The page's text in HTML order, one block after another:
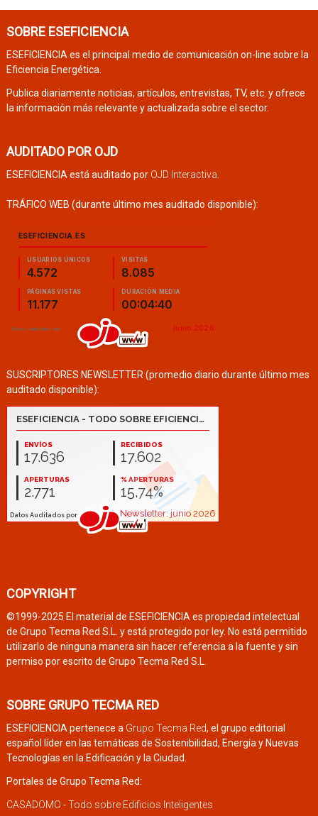
SOBRE ESEFICIENCIA
ESEFICIENCIA es el principal medio de comunicación on-line sobre la
Eficiencia Energética.
Publica diariamente noticias, artículos, entrevistas, TV, etc. y ofrece
la información más relevante y actualizada sobre el sector.
AUDITADO POR OJD
ESEFICIENCIA está auditado por OJD Interactiva.
TRÁFICO WEB (durante último mes auditado disponible):
SUSCRIPTORES NEWSLETTER (promedio diario durante último mes
auditado disponible):
COPYRIGHT
©1999-2025 El material de ESEFICIENCIA es propiedad intelectual
de Grupo Tecma Red S.L. y está protegido por ley. No está permitido
utilizarlo de ninguna manera sin hacer referencia a la fuente y sin
permiso por escrito de Grupo Tecma Red S.L.
SOBRE GRUPO TECMA RED
ESEFICIENCIA pertenece a Grupo Tecma Red, el grupo editorial
español líder en las temáticas de Sostenibilidad, Energía y Nuevas
Tecnologías en la Edificación y la Ciudad.
Portales de Grupo Tecma Red:
CASADOMO - Todo sobre Edificios Inteligentes